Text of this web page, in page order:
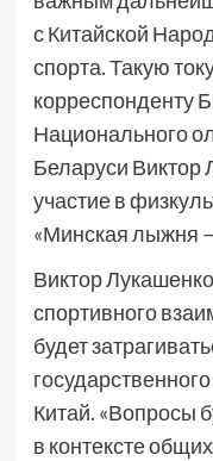
с Китайской
спорта. Такую
корреспонденту
Национального
Беларуси Виктор
участие в
«Минская лыжня
Виктор
спортивного
будет
Китай. «Вопросы
в контексте